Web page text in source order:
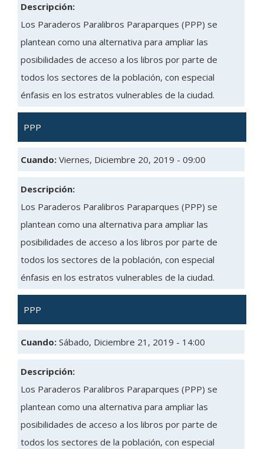
Descripción:
Los Paraderos Paralibros Paraparques (PPP) se
plantean como una alternativa para ampliar las
posibilidades de acceso a los libros por parte de
todos los sectores de la población, con especial
énfasis en los estratos vulnerables de la ciudad.
PPP
Cuando: Viernes, Diciembre 20, 2019 - 09:00
Descripción:
Los Paraderos Paralibros Paraparques (PPP) se
plantean como una alternativa para ampliar las
posibilidades de acceso a los libros por parte de
todos los sectores de la población, con especial
énfasis en los estratos vulnerables de la ciudad.
PPP
Cuando: Sábado, Diciembre 21, 2019 - 14:00
Descripción:
Los Paraderos Paralibros Paraparques (PPP) se
plantean como una alternativa para ampliar las
posibilidades de acceso a los libros por parte de
todos los sectores de la población, con especial